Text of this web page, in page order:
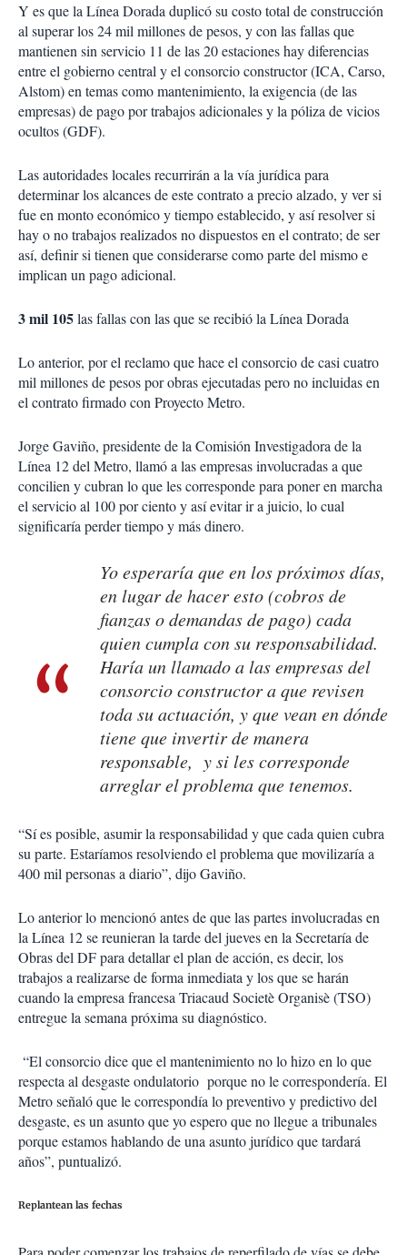
Y es que la Línea Dorada duplicó su costo total de construcción
al superar los 24 mil millones de pesos, y con las fallas que
mantienen sin servicio 11 de las 20 estaciones hay diferencias
entre el gobierno central y el consorcio constructor (ICA, Carso,
Alstom) en temas como mantenimiento, la exigencia (de las
empresas) de pago por trabajos adicionales y la póliza de vicios
ocultos (GDF).
Las autoridades locales recurrirán a la vía jurídica para
determinar los alcances de este contrato a precio alzado, y ver si
fue en monto económico y tiempo establecido, y así resolver si
hay o no trabajos realizados no dispuestos en el contrato; de ser
así, definir si tienen que considerarse como parte del mismo e
implican un pago adicional.
3 mil 105las fallas con las que se recibió la Línea Dorada
Lo anterior, por el reclamo que hace el consorcio de casi cuatro
mil millones de pesos por obras ejecutadas pero no incluidas en
el contrato firmado con Proyecto Metro.
Jorge Gaviño, presidente de la Comisión Investigadora de la
Línea 12 del Metro, llamó a las empresas involucradas a que
concilien y cubran lo que les corresponde para poner en marcha
el servicio al 100 por ciento y así evitar ir a juicio, lo cual
significaría perder tiempo y más dinero.
Yo esperaría que en los próximos días,
en lugar de hacer esto (cobros de
fianzas o demandas de pago) cada
quien cumpla con su responsabilidad.
Haría un llamado a las empresas del
consorcio constructor a que revisen
toda su actuación, y que vean en dónde
tiene que invertir de manera
responsable, y si les corresponde
arreglar el problema que tenemos.
“Sí es posible, asumir la responsabilidad y que cada quien cubra
su parte. Estaríamos resolviendo el problema que movilizaría a
400 mil personas a diario”, dijo Gaviño.
Lo anterior lo mencionó antes de que las partes involucradas en
la Línea 12 se reunieran la tarde del jueves en la Secretaría de
Obras del DF para detallar el plan de acción, es decir, los
trabajos a realizarse de forma inmediata y los que se harán
cuando la empresa francesa Triacaud Societè Organisè (TSO)
entregue la semana próxima su diagnóstico.
“El consorcio dice que el mantenimiento no lo hizo en lo que
respecta al desgaste ondulatorio porque no le correspondería. El
Metro señaló que le correspondía lo preventivo y predictivo del
desgaste, es un asunto que yo espero que no llegue a tribunales
porque estamos hablando de una asunto jurídico que tardará
años”, puntualizó.
Replantean las fechas